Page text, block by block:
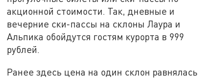
акционной стоимости. Так, дневные и
вечерние ски-пассы на склоны Лаура и
Альпика обойдутся гостям курорта в 999
рублей.
Ранее здесь цена на один склон равнялась